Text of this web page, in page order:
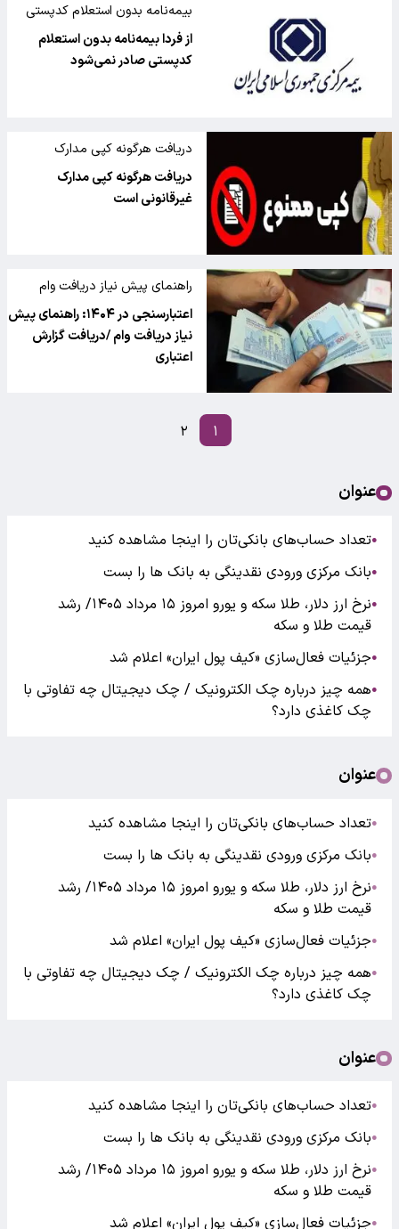
بیمه‌نامه بدون استعلام کدپستی
صادر نمی‌شود
از فردا بیمه‌نامه بدون استعلام
کدپستی صادر نمی‌شود
دریافت هرگونه کپی مدارک
غیرقانونی است
دریافت هرگونه کپی مدارک
غیرقانونی است
راهنمای پیش نیاز دریافت وام
اعتبارسنجی در ۱۴۰۴: راهنمای پیش
نیاز دریافت وام /دریافت گزارش
اعتباری
۱ ۲
عنوان
●تعداد حساب‌های بانکی‌تان را اینجا مشاهده کنید
●بانک مرکزی ورودی نقدینگی به بانک ها را بست
●
نرخ ارز دلار، طلا سکه و یورو امروز ۱۵ مرداد ۱۴۰۵/ رشد
قیمت طلا و سکه
●جزئیات فعال‌سازی «کیف پول ایران» اعلام شد
●همه چیز درباره چک الکترونیک / چک دیجیتال چه تفاوتی با
چک کاغذی دارد؟
عنوان
●تعداد حساب‌های بانکی‌تان را اینجا مشاهده کنید
●بانک مرکزی ورودی نقدینگی به بانک ها را بست
●
نرخ ارز دلار، طلا سکه و یورو امروز ۱۵ مرداد ۱۴۰۵/ رشد
قیمت طلا و سکه
●جزئیات فعال‌سازی «کیف پول ایران» اعلام شد
●همه چیز درباره چک الکترونیک / چک دیجیتال چه تفاوتی با
چک کاغذی دارد؟
عنوان
●تعداد حساب‌های بانکی‌تان را اینجا مشاهده کنید
●بانک مرکزی ورودی نقدینگی به بانک ها را بست
●
نرخ ارز دلار، طلا سکه و یورو امروز ۱۵ مرداد ۱۴۰۵/ رشد
قیمت طلا و سکه
●جزئیات فعال‌سازی «کیف پول ایران» اعلام شد